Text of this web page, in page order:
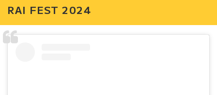
RAI FEST 2024